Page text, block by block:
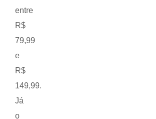
entre
R$
79,99
e
R$
149,99.
Já
o